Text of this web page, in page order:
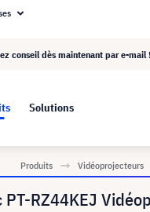
conseil dès maintenant par e-mail !
Solutions
Produits Vidéoprojecteurs
PT-RZ44KEJ